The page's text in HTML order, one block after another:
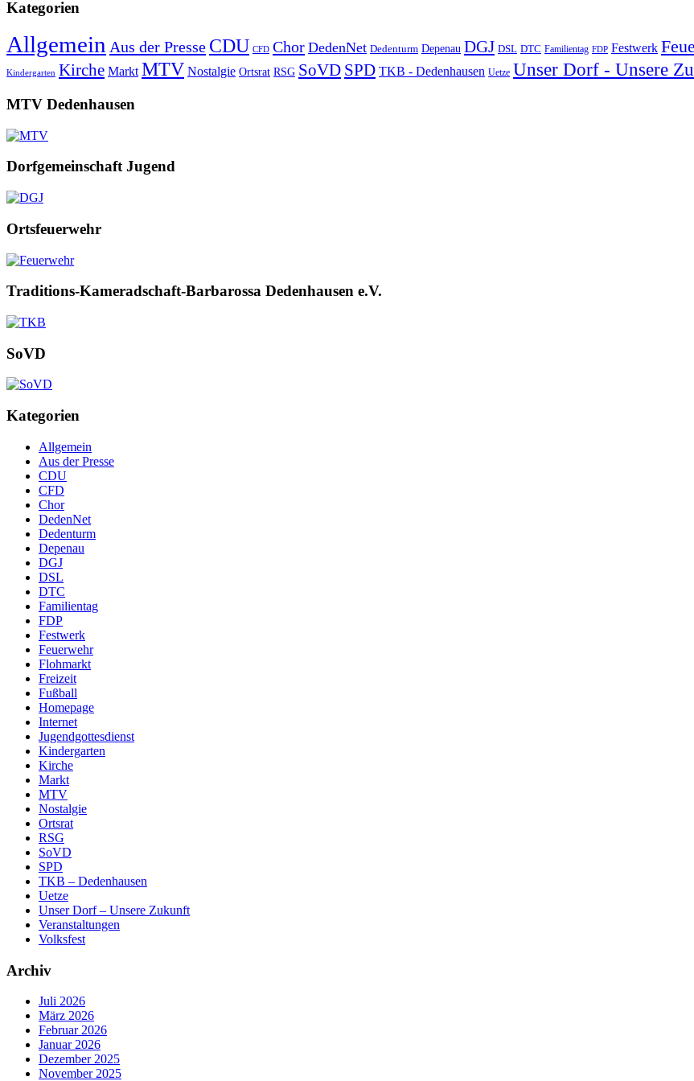
Kategorien
Allgemein Aus der Presse CDU CFD Chor DedenNet Dedenturm Depenau DGJ DSL DTC Familientag FDP Festwerk
Kindergarten Kirche Markt MTV Nostalgie Ortsrat RSG SoVD SPD TKB - Dedenhausen Uetze Unser Dorf - Unsere
MTV Dedenhausen
Dorfgemeinschaft Jugend
Ortsfeuerwehr
Traditions-Kameradschaft-Barbarossa Dedenhausen e.V.
SoVD
Kategorien
Allgemein
Aus der Presse
CDU
CFD
Chor
DedenNet
Dedenturm
Depenau
DGJ
DSL
DTC
Familientag
FDP
Festwerk
Feuerwehr
Flohmarkt
Freizeit
Fußball
Homepage
Internet
Jugendgottesdienst
Kindergarten
Kirche
Markt
MTV
Nostalgie
Ortsrat
RSG
SoVD
SPD
TKB – Dedenhausen
Uetze
Unser Dorf – Unsere Zukunft
Veranstaltungen
Volksfest
Archiv
Juli 2026
März 2026
Februar 2026
Januar 2026
Dezember 2025
November 2025